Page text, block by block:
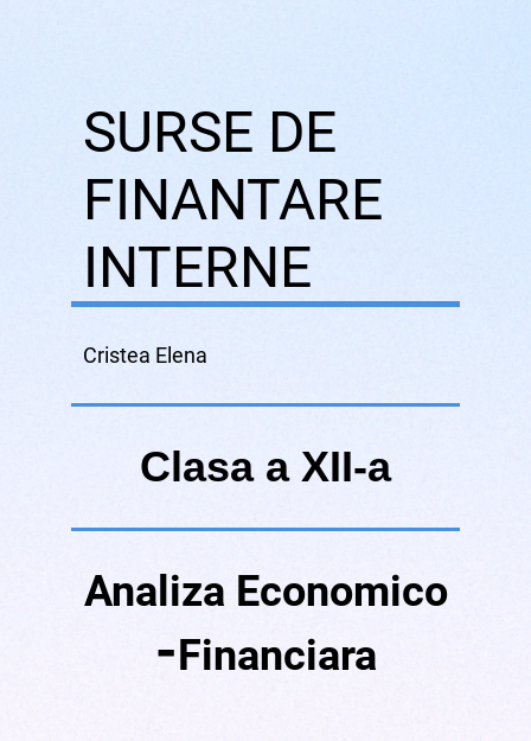
SURSE DE
FINANTARE
INTERNE
Cristea Elena
Clasa a XII-a
Analiza Economico
-Financiara